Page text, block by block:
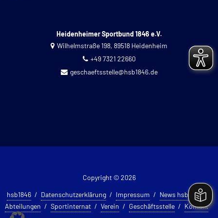
Heidenheimer Sportbund 1846 e.V.
Wilhelmstraße 198, 89518 Heidenheim
+49 7321 22660
geschaeftsstelle@hsb1846.de
Copyright © 2026
hsb1846 Datenschutzerklärung Impressum
News hsb 1846
Abteilungen
Sportinternat Verein Geschäftsstelle Kontakt